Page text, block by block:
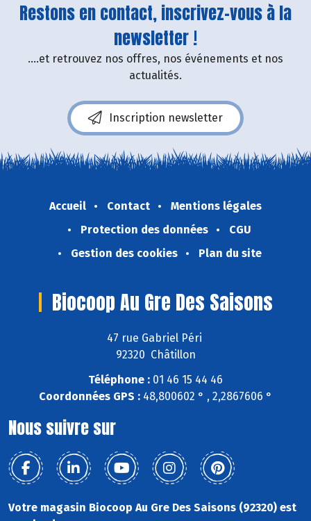
Restons en contact, inscrivez-vous à la
newsletter !
....et retrouvez nos offres, nos événements et nos
actualités.
Inscription newsletter
Accueil Contact
Mentions légales
Protection des données
CGU
Gestion des cookies
Plan du site
Biocoop Au Gre Des Saisons
47 rue Gabriel Péri
92320 Châtillon
Téléphone : 01 46 15 44 46
Coordonnées GPS : 48,800602 ° , 2,2867606 °
Nous suivre sur
Votre magasin Biocoop Au Gre Des Saisons (92320) est